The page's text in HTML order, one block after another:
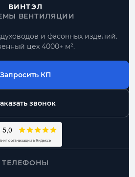
ВИНТЭЛ
ВЕНТИЛЯЦИИ
и фасонных изделий.
цех 4000+ м².
Запросить КП
звонок
ТЕЛЕФОНЫ